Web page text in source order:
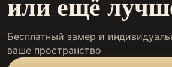
Бесплатный замер и
ваше пространство